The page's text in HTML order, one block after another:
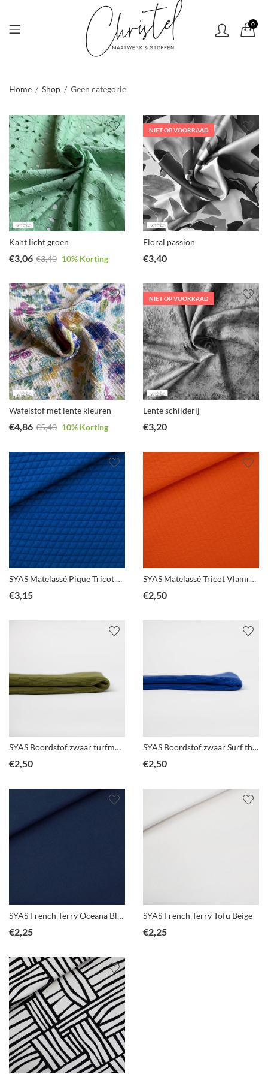
0
Home Shop Geen categorie
Kant licht groen
€3,06 €3,40 10% Korting
NIET OP VOORRAAD
Floral passion
€3,40
Wafelstof met lente kleuren
€4,86 €5,40 10% Korting
NIET OP VOORRAAD
Lente schilderij
€3,20
SYAS Matelassé Pique Tricot Surf the web blauw
€3,15
SYAS Matelassé Tricot Vlamrood
€2,50
SYAS Boordstof zwaar turfmosgroen
€2,50
SYAS Boordstof zwaar Surf the web blauw
€2,50
SYAS French Terry Oceana Blauw
€2,25
SYAS French Terry Tofu Beige
€2,25